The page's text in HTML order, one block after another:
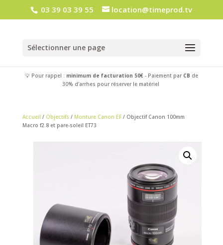
03 39 03 39 55 location@timeprod.tv
Sélectionner une page
💡 Pour rappel : minimum de facturation 50€ - Paiement par CB de
30% d'arrhes pour réserver le matériel
Accueil / Objectifs / Monture Canon EF/ Objectif Canon 100mm
Macro f2.8 et pare-soleil ET73